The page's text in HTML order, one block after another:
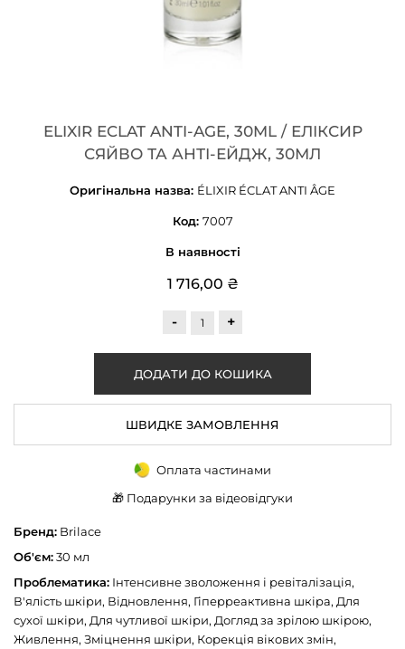
ELIXIR ECLAT ANTI-AGE, 30ML / ЕЛІКСИР
СЯЙВО ТА АНТІ-ЕЙДЖ, 30МЛ
Оригінальна назва: ÉLIXIR ÉCLAT ANTI ÂGE
Код: 7007
В наявності
1 716,00 ₴
- +
ШВИДКЕ ЗАМОВЛЕННЯ
Оплата частинами
🎁 Подарунки за відеовідгуки
Бренд: Brilace
Об'єм:30 мл
Проблематика: Інтенсивне зволоження і ревіталізація,
В'ялість шкіри, Відновлення, Гіперреактивна шкіра, Для
сухої шкіри, Для чутливої шкіри, Догляд за зрілою шкірою,
Живлення, Зміцнення шкіри, Корекція вікових змін,